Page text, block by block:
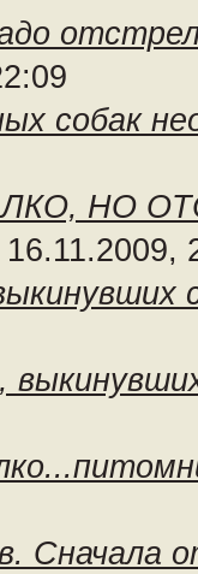
собак
НО
16.11.2009,
Сначала